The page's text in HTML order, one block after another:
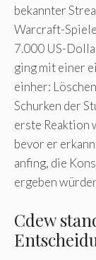
bekannter
Warcraft-
7.000 US-
ging mit einer
einher:
Schurken der
erste Reaktion
bevor er
anfing, die
ergeben
Cdew